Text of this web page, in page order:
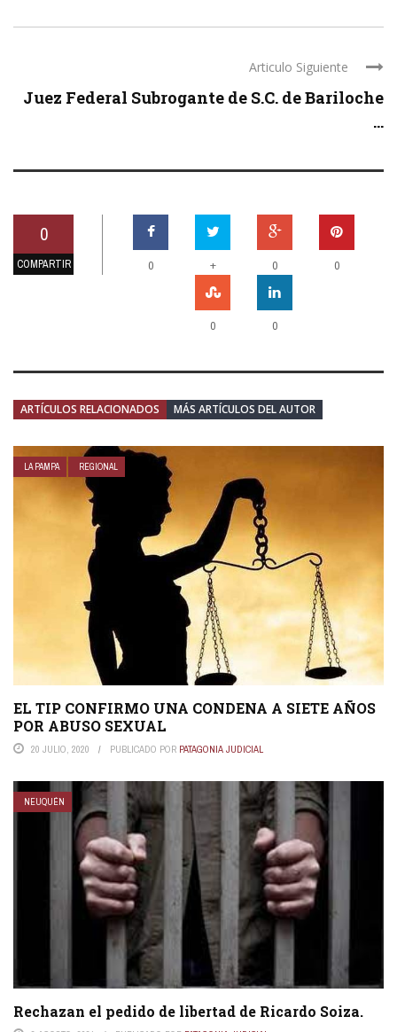
Articulo Siguiente
Juez Federal Subrogante de S.C. de Bariloche
...
0
COMPARTIR 0 + 0 0
0 0
ARTÍCULOS RELACIONADOS MÁS ARTÍCULOS DEL AUTOR
LA PAMPA REGIONAL
EL TIP CONFIRMO UNA CONDENA A SIETE AÑOS
POR ABUSO SEXUAL
20 JULIO, 2020 PUBLICADO POR PATAGONIA JUDICIAL
NEUQUÉN
Rechazan el pedido de libertad de Ricardo Soiza.